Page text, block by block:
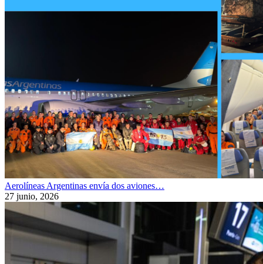
Aerolíneas Argentinas envía dos aviones…
27 junio, 2026